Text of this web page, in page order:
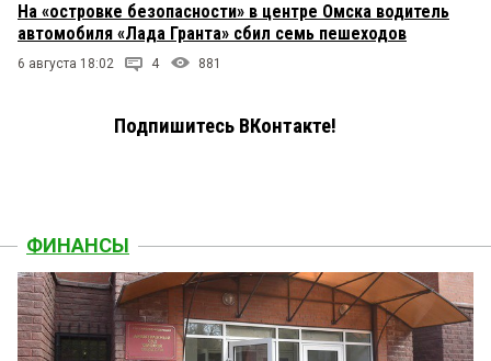
На «островке безопасности» в центре Омска водитель
автомобиля «Лада Гранта» сбил семь пешеходов
6 августа 18:02 4 881
Подпишитесь ВКонтакте!
ФИНАНСЫ